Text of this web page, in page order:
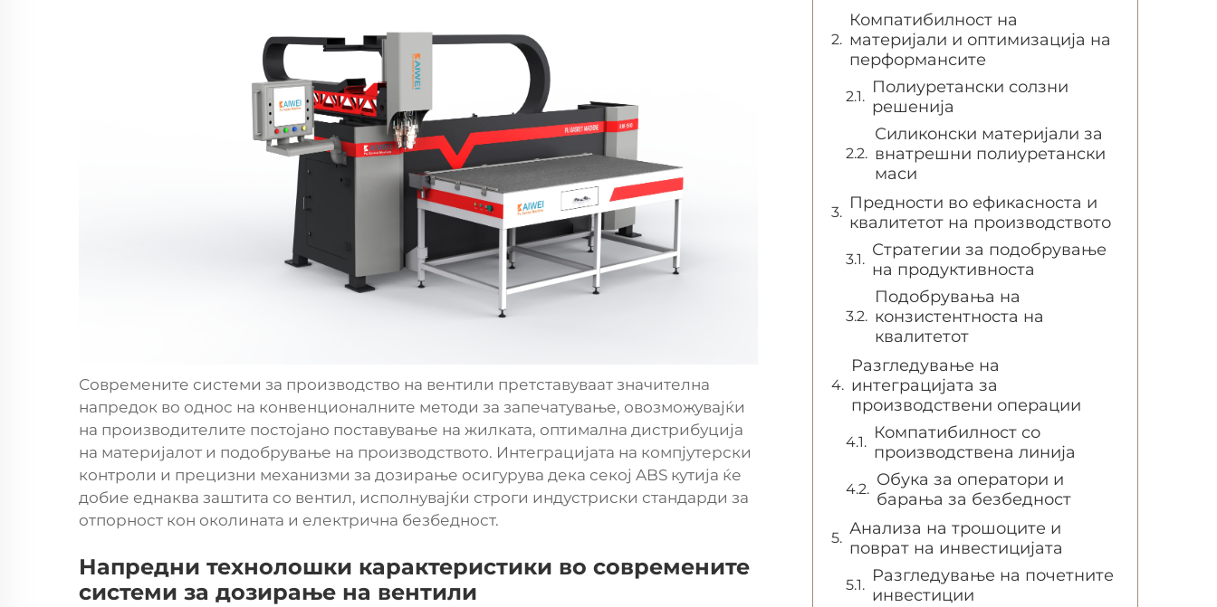
Современите системи за производство на вентили претставуваат значителна
напредок во однос на конвенционалните методи за запечатување, овозможувајќи
на производителите постојано поставување на жилката, оптимална дистрибуција
на материјалот и подобрување на производството. Интеграцијата на компјутерски
контроли и прецизни механизми за дозирање осигурува дека секој ABS кутија ќе
добие еднаква заштита со вентил, исполнувајќи строги индустриски стандарди за
отпорност кон околината и електрична безбедност.
Напредни технолошки карактеристики во современите
системи за дозирање на вентили
Компатибилност на
материјали и оптимизација на
перформансите
Полиуретански солзни
решенија
Силиконски материјали за
внатрешни полиуретански
маси
Предности во ефикасноста и
квалитетот на производството
Стратегии за подобрување
на продуктивноста
Подобрувања на
конзистентноста на
квалитетот
Разгледување на
интеграцијата за
производствени операции
Компатибилност со
производствена линија
Обука за оператори и
барања за безбедност
Анализа на трошоците и
поврат на инвестицијата
Разгледување на почетните
инвестиции